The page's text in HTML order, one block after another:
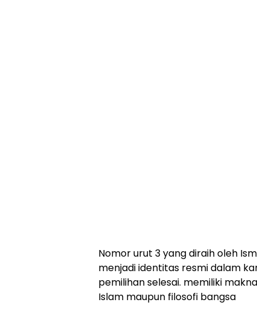
Nomor urut 3 yang diraih oleh
menjadi identitas resmi dalam
pemilihan selesai. memiliki
Islam maupun filosofi bangsa